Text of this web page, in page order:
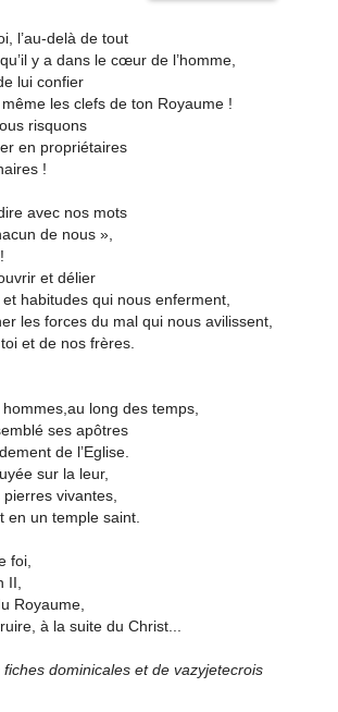
l’au-delà de tout
y a dans le cœur de l’homme,
lui confier
les clefs de ton Royaume !
risquons
en propriétaires
!
avec nos mots
de nous »,
et délier
habitudes qui nous enferment,
les forces du mal qui nous avilissent,
et de nos frères.
long des temps,
ses apôtres
de l’Eglise.
sur la leur,
vivantes,
en un temple saint.
foi,
II,
Royaume,
à la suite du Christ...
dominicales et de vazyjetecrois